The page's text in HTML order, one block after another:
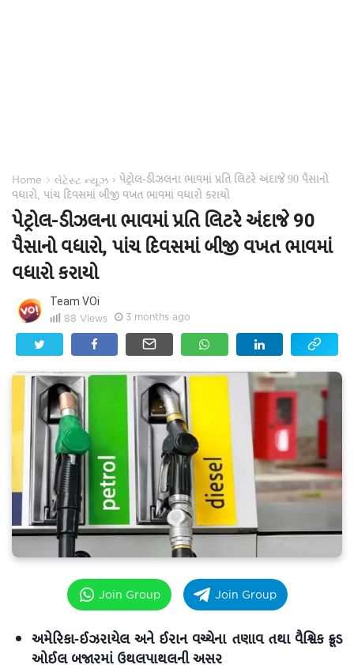
Home › લેટેસ્ટ ન્યૂઝ › પેટ્રોલ-ડીઝલના ભાવમાં પ્રતિ લિટરે અંદાજે 90 પૈસાનો
વધારો, પાંચ દિવસમાં બીજી વખત ભાવમાં વધારો કરાયો
પેટ્રોલ-ડીઝલના ભાવમાં પ્રતિ લિટરે અંદાજે 90
પૈસાનો વધારો, પાંચ દિવસમાં બીજી વખત ભાવમાં
વધારો કરાયો
Team VOi
88 Views 3 months ago
Join Group Join Group
અમેરિકા-ઈઝરાયેલ અને ઈરાન વચ્ચેના તણાવ તથા વૈશ્વિક ક્રૂડ
ઓઈલ બજારમાં ઉથલપાથલની અસર